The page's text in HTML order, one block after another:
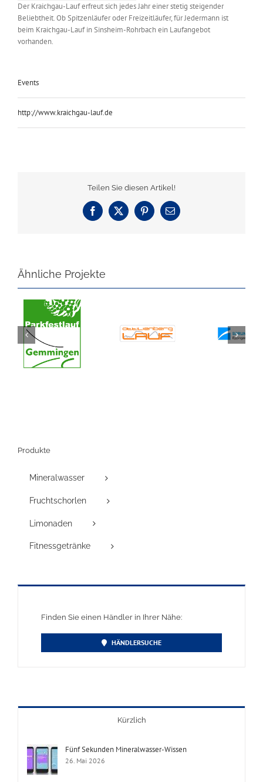
Der Kraichgau-Lauf erfreut sich jedes Jahr einer stetig steigender
Beliebtheit. Ob Spitzenläufer oder Freizeitläufer, für Jedermann ist
beim Kraichgau-Lauf in Sinsheim-Rohrbach ein Laufangebot
vorhanden.
Events
http://www.kraichgau-lauf.de
Teilen Sie diesen Artikel!
Facebook
X PinterestE-
Mail
Ähnliche Projekte
Produkte
Mineralwasser
Fruchtschorlen
Limonaden
Fitnessgetränke
Finden Sie einen Händler in Ihrer Nähe:
HÄNDLERSUCHE
Kürzlich
Fünf Sekunden Mineralwasser-Wissen
26. Mai 2026